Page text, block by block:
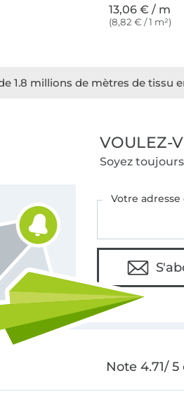
13,06 € / m
(8,82 € / 1 m²)
1.8 millions de mètres de tissu
VOULEZ-
Soyez
Votre adresse
Note 4.71/